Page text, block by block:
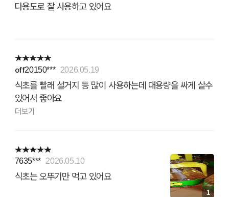
다용도로 잘 사용하고 있어요
off20150*** 2026.05.19
식초를 빨래 설거지 등 많이 사용하는데 대용량을 싸게 살수
있어서 좋아요
더보기
7635*** 2026.05.10
식초는 오뚜기만 먹고 있어요
1